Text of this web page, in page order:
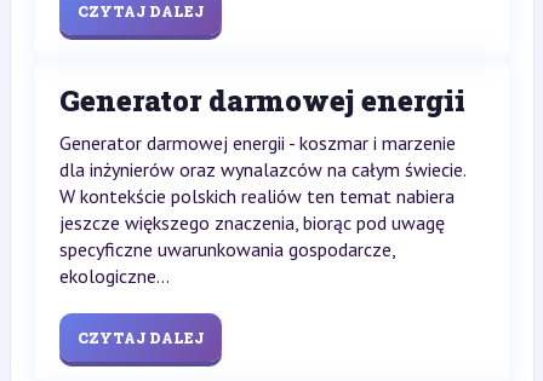
CZYTAJ DALEJ
Generator darmowej energii
Generator darmowej energii - koszmar i marzenie
dla inżynierów oraz wynalazców na całym świecie.
W kontekście polskich realiów ten temat nabiera
jeszcze większego znaczenia, biorąc pod uwagę
specyficzne uwarunkowania gospodarcze,
ekologiczne...
CZYTAJ DALEJ